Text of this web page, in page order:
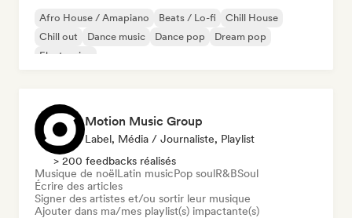
Afro House / Amapiano Beats / Lo-fi
Chill House
Chill out
Dance music Dance pop
Dream pop
Electronica
Motion Music Group
Label, Média / Journaliste, Playlist
> 200 feedbacks réalisés
Musique de noëlLatin musicPop soulR&BSoul
Écrire des articles
Signer des artistes et/ou sortir leur musique
Ajouter dans ma/mes playlist(s) impactante(s)